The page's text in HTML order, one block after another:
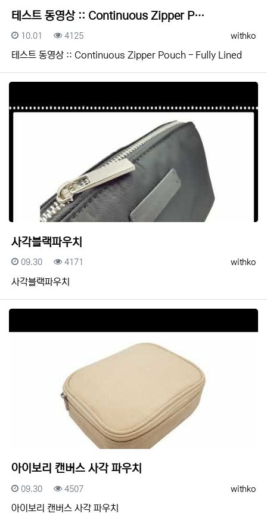
테스트 동영상 :: Continuous Zipper P…
등록자
withko
등록일
10.01 조회
4125
테스트 동영상 :: Continuous Zipper Pouch - Fully Lined
사각블랙파우치
등록자
withko
등록일
09.30 조회
4171
사각블랙파우치
아이보리 캔버스 사각 파우치
등록자
withko
등록일
09.30 조회
4507
아이보리 캔버스 사각 파우치